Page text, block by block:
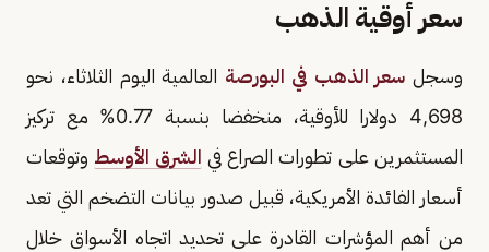
سعر أوقية الذهب
وسجل سعر الذهب في البورصة العالمية اليوم الثلاثاء، نحو
4,698 دولارا للأوقية، منخفضا بنسبة 0.77% مع تركيز
المستثمرين على تطورات الصراع في الشرق الأوسط وتوقعات
أسعار الفائدة الأمريكية، قبيل صدور بيانات التضخم التي تعد
من أهم المؤشرات القادرة على تحديد اتجاه الأسواق خلال